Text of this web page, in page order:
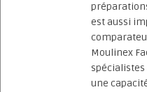
est aussi
Moulinex
une